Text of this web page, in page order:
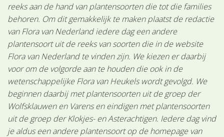
reeks aan de hand van plantensoorten die tot die families
behoren. Om dit gemakkelijk te maken plaatst de redactie
van Flora van Nederland iedere dag een andere
plantensoort uit de reeks van soorten die in de website
Flora van Nederland te vinden zijn. We kiezen er daarbij
voor om de volgorde aan te houden die ook in de
wetenschappelijke Flora van Heukels wordt gevolgd. We
beginnen daarbij met plantensoorten uit de groep der
Wolfsklauwen en Varens en eindigen met plantensoorten
uit de groep der Klokjes- en Asterachtigen. Iedere dag vind
je aldus een andere plantensoort op de homepage van